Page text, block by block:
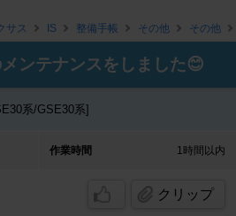
サス IS 整備手帳 その他 その他
ンテナンスをしました😊
系/GSE30系]
作業時間 1時間以内
クリップ